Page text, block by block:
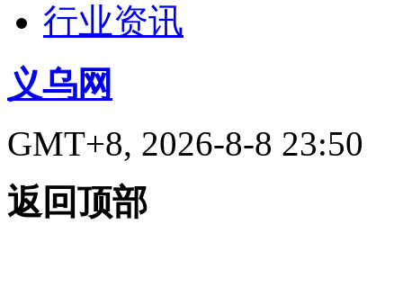
行业资讯
义乌网
GMT+8, 2026-8-8 23:50
返回顶部